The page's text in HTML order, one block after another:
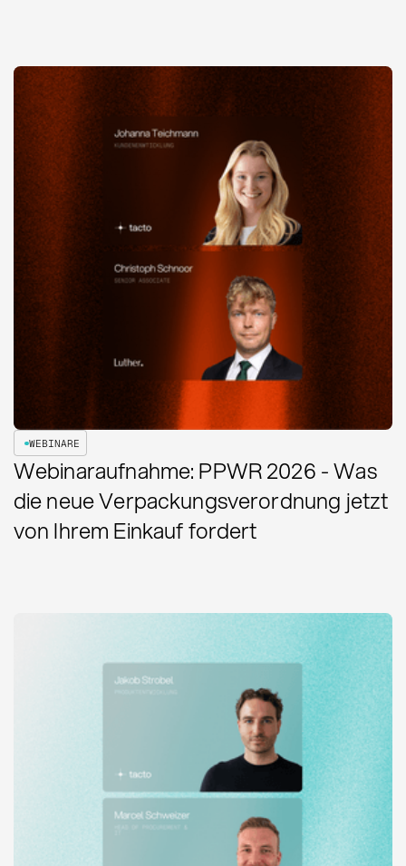
WEBINARE
Webinaraufnahme: PPWR 2026 - Was
die neue Verpackungsverordnung jetzt
von Ihrem Einkauf fordert